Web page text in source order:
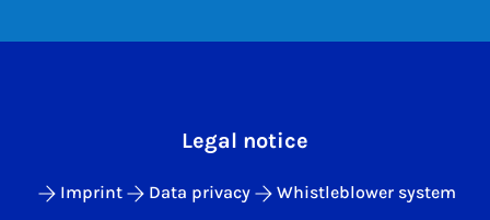
Legal notice
Imprint Data privacy Whistleblower system